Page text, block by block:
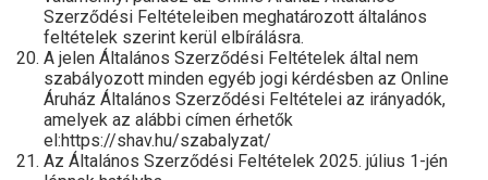
Szerződési Feltételeiben meghatározott általános
feltételek szerint kerül elbírálásra.
A jelen Általános Szerződési Feltételek által nem
szabályozott minden egyéb jogi kérdésben az Online
Áruház Általános Szerződési Feltételei az irányadók,
amelyek az alábbi címen érhetők
el:https://shav.hu/szabalyzat/
Az Általános Szerződési Feltételek 2025. július 1-jén